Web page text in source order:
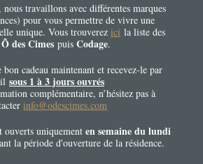
nous travaillons avec différentes marques
pour vous permettre de vivre une
unique. Vous trouverez ici la liste des
des Cimes puisCodage.
cadeau maintenant et recevez-le par
sous 1 à 3 jours ouvrés
complémentaire, n’hésitez pas à
info@odescimes.com
ouverts uniquementen semaine du lundi
la période d'ouverture de la résidence.